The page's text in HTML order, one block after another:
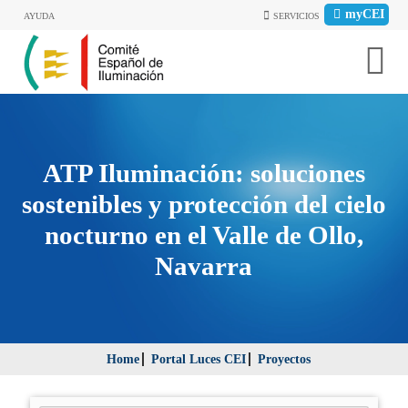
AYUDA myCEI
SERVICIOS
ATP Iluminación: soluciones
sostenibles y protección del cielo
nocturno en el Valle de Ollo,
Navarra
Home Portal Luces CEI Proyectos